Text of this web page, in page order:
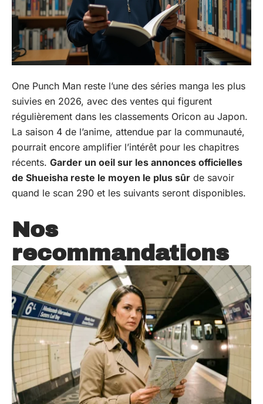
One Punch Man reste l’une des séries manga les plus
suivies en 2026, avec des ventes qui figurent
régulièrement dans les classements Oricon au Japon.
La saison 4 de l’anime, attendue par la communauté,
pourrait encore amplifier l’intérêt pour les chapitres
récents. Garder un oeil sur les annonces officielles
de Shueisha reste le moyen le plus sûr de savoir
quand le scan 290 et les suivants seront disponibles.
Nos
recommandations